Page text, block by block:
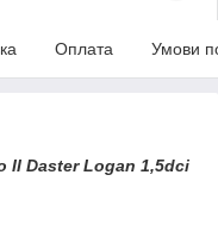
Оплата Умови
II Daster Logan 1,5dci